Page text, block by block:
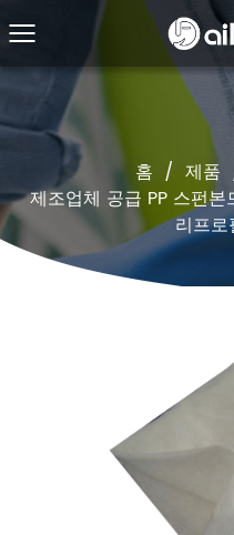
홈 / 제품
제조업체 공급 PP 스펀
리프로